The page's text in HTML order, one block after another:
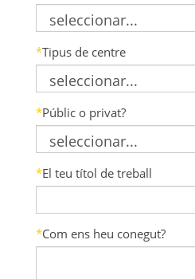
*Tipus de centre
*Públic o privat?
*El teu títol de treball
*Com ens heu conegut?